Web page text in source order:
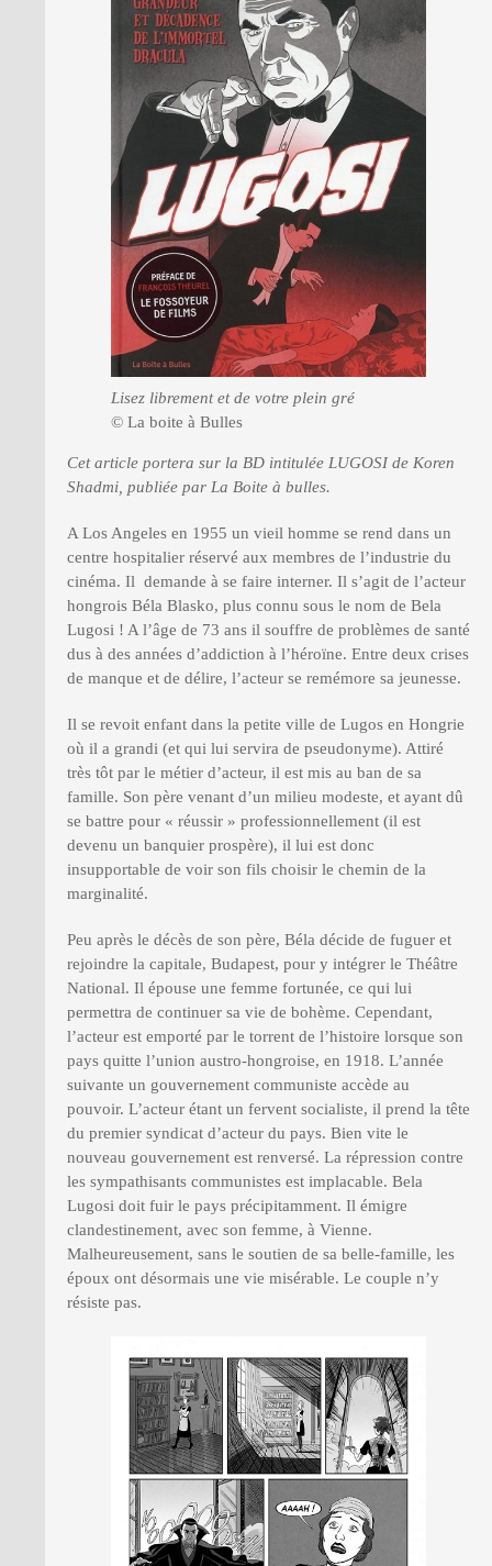
Lisez librement et de votre plein gré
© La boite à Bulles
Cet article portera sur la BD intitulée LUGOSI de Koren
Shadmi, publiée par La Boite à bulles.
A Los Angeles en 1955 un vieil homme se rend dans un
centre hospitalier réservé aux membres de l’industrie du
cinéma. Il demande à se faire interner. Il s’agit de l’acteur
hongrois Béla Blasko, plus connu sous le nom de Bela
Lugosi ! A l’âge de 73 ans il souffre de problèmes de santé
dus à des années d’addiction à l’héroïne. Entre deux crises
de manque et de délire, l’acteur se remémore sa jeunesse.
Il se revoit enfant dans la petite ville de Lugos en Hongrie
où il a grandi (et qui lui servira de pseudonyme). Attiré
très tôt par le métier d’acteur, il est mis au ban de sa
famille. Son père venant d’un milieu modeste, et ayant dû
se battre pour « réussir » professionnellement (il est
devenu un banquier prospère), il lui est donc
insupportable de voir son fils choisir le chemin de la
marginalité.
Peu après le décès de son père, Béla décide de fuguer et
rejoindre la capitale, Budapest, pour y intégrer le Théâtre
National. Il épouse une femme fortunée, ce qui lui
permettra de continuer sa vie de bohème. Cependant,
l’acteur est emporté par le torrent de l’histoire lorsque son
pays quitte l’union austro-hongroise, en 1918. L’année
suivante un gouvernement communiste accède au
pouvoir. L’acteur étant un fervent socialiste, il prend la tête
du premier syndicat d’acteur du pays. Bien vite le
nouveau gouvernement est renversé. La répression contre
les sympathisants communistes est implacable. Bela
Lugosi doit fuir le pays précipitamment. Il émigre
clandestinement, avec son femme, à Vienne.
Malheureusement, sans le soutien de sa belle-famille, les
époux ont désormais une vie misérable. Le couple n’y
résiste pas.